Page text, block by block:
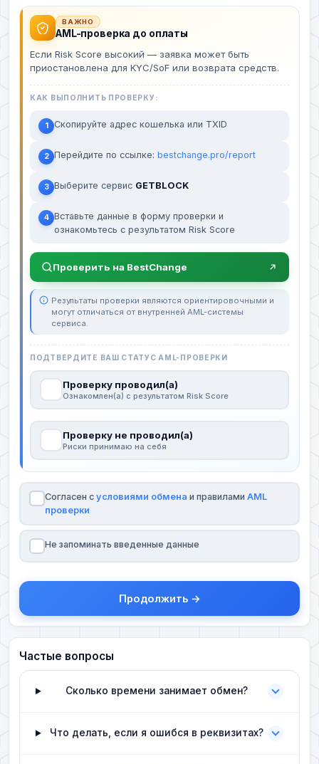
ВАЖНО
AML-проверка до оплаты
Если Risk Score высокий — заявка может быть
приостановлена для KYC/SoF или возврата средств.
КАК ВЫПОЛНИТЬ ПРОВЕРКУ:
1 Скопируйте адрес кошелька или TXID
2 Перейдите по ссылке: bestchange.pro/report
3 Выберите сервис GETBLOCK
4 Вставьте данные в форму проверки и
ознакомьтесь с результатом Risk Score
Проверить на BestChange
Результаты проверки являются ориентировочными и
могут отличаться от внутренней AML-системы
сервиса.
ПОДТВЕРДИТЕ ВАШ СТАТУС AML-ПРОВЕРКИ
Проверку проводил(а)
Ознакомлен(а) с результатом Risk Score
Проверку не проводил(а)
Риски принимаю на себя
Согласен с условиями обмена и правилами AML
проверки
Не запоминать введенные данные
Продолжить →
Частые вопросы
Сколько времени занимает обмен?
Что делать, если я ошибся в реквизитах?